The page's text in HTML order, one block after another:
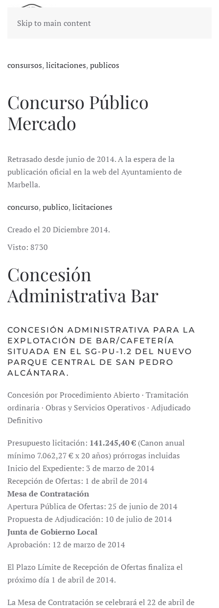
Skip to main content
consursos,licitaciones,publicos
Concurso Público
Mercado
Retrasado desde junio de 2014. A la espera de la
publicación oficial en la web del Ayuntamiento de
Marbella.
concurso,publico,licitaciones
Creado el 20 Diciembre 2014.
Visto: 8730
Concesión
Administrativa Bar
CONCESIÓN ADMINISTRATIVA PARA LA
EXPLOTACIÓN DE BAR/CAFETERÍA
SITUADA EN EL SG-PU-1.2 DEL NUEVO
PARQUE CENTRAL DE SAN PEDRO
ALCÁNTARA.
Concesión por Procedimiento Abierto · Tramitación
ordinaria · Obras y Servicios Operativos · Adjudicado
Definitivo
Presupuesto licitación: 141.245,40 € (Canon anual
mínimo 7.062,27 € x 20 años) prórrogas incluidas
Inicio del Expediente: 3 de marzo de 2014
Recepción de Ofertas: 1 de abril de 2014
Mesa de Contratación
Apertura Pública de Ofertas: 25 de junio de 2014
Propuesta de Adjudicación: 10 de julio de 2014
Junta de Gobierno Local
Aprobación: 12 de marzo de 2014
El Plazo Límite de Recepción de Ofertas finaliza el
próximo día 1 de abril de 2014.
La Mesa de Contratación se celebrará el 22 de abril de